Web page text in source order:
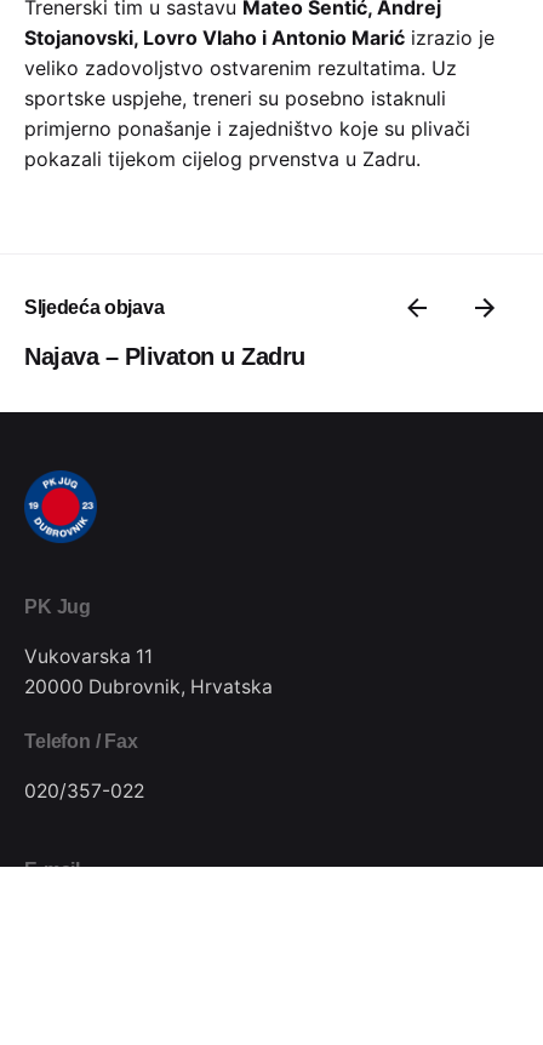
Trenerski tim u sastavu Mateo Sentić, Andrej
Stojanovski, Lovro Vlaho i Antonio Marić izrazio je
veliko zadovoljstvo ostvarenim rezultatima. Uz
sportske uspjehe, treneri su posebno istaknuli
primjerno ponašanje i zajedništvo koje su plivači
pokazali tijekom cijelog prvenstva u Zadru.
Sljedeća objava
Najava – Plivaton u Zadru
PK Jug
Vukovarska 11
20000 Dubrovnik, Hrvatska
Telefon / Fax
020/357-022
E-mail